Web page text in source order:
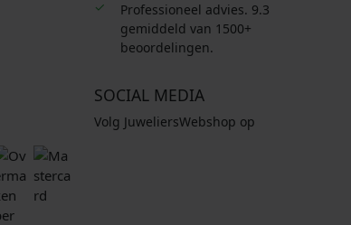
Professioneel advies. 9.3
gemiddeld van 1500+
beoordelingen.
SOCIAL MEDIA
Volg JuweliersWebshop op